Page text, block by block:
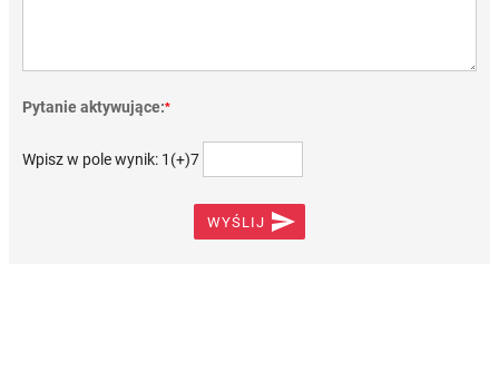
Pytanie aktywujące:*
Wpisz w pole wynik: 1(+)7
WYŚLIJ 